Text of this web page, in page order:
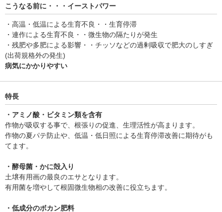
こうなる前に・・・イーストパワー
・高温・低温による生育不良・・生育停滞
・連作による生育不良・・微生物の隔たりが発生
・残肥や多肥による影響・・チッソなどの過剰吸収で肥大のしすぎ
(出荷規格外の発生)
病気にかかりやすい
特長
・アミノ酸・ビタミン類を含有
作物が吸収する事で、根張りの促進、生理活性が高まります。
作物の夏パテ防止や、低温・低日照による生育停滞改善に期待がも
てます。
・酵母菌・かに殻入り
土壌有用画の最良のエサとなります。
有用菌を増やして根固微生物相の改善に役立ちます。
・低成分のボカン肥料